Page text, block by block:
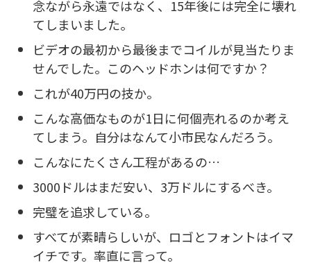
念ながら永遠ではなく、15年後には完全に壊れ
てしまいました。
ビデオの最初から最後までコイルが見当たりま
せんでした。このヘッドホンは何ですか？
これが40万円の技か。
こんな高価なものが1日に何個売れるのか考え
てしまう。自分はなんて小市民なんだろう。
こんなにたくさん工程があるの…
3000ドルはまだ安い、3万ドルにするべき。
完璧を追求している。
すべてが素晴らしいが、ロゴとフォントはイマ
イチです。率直に言って。